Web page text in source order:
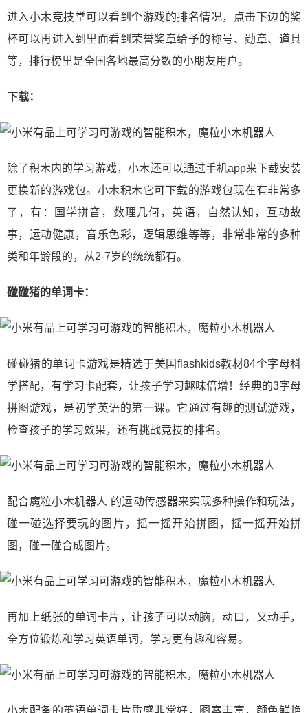
进入小木竞技堂可以看到个游戏的排名情况，点击下边的奖
杯可以再进入到里面看到荣誉奖章给予的称号、勋章、道具
等，排行榜里是全国各地最高分数的小朋友用户。
下载：
除了积木内的学习游戏，小木还可以通过手机app来下载安装
更换新的游戏包。小木积木它可下载的游戏包现在有非常多
了，有：国学拼音，数理几何，英语，自然认知，互动故
事，运动健康，音乐色彩，逻辑思维等等，非常非常的多种
类和年龄段的，从2-7岁的统统都有。
碰碰猪的单词卡：
碰碰猪的单词卡游戏是精选于美国flashkids教材84个字母科
学搭配，有学习卡配套，让孩子学习趣味倍增！经典的3字母
拼图游戏，是初学英语的第一课。它通过有趣的测试游戏，
检查孩子的学习效果，还有挑战竞技的排名。
配合魔粒小木机器人 的运动传感器来实现多种操作和玩法，
碰一碰选择要玩的图片，摇一摇开始拼图，摇一摇开始拼
图，碰一碰合成图片。
再加上纸张的单词卡片，让孩子可以动脑，动口，又动手，
全方位锻炼和学习英语单词，学习更有趣和容易。
小木配备的英语单词卡片质感非常好，图案丰富，颜色鲜艳